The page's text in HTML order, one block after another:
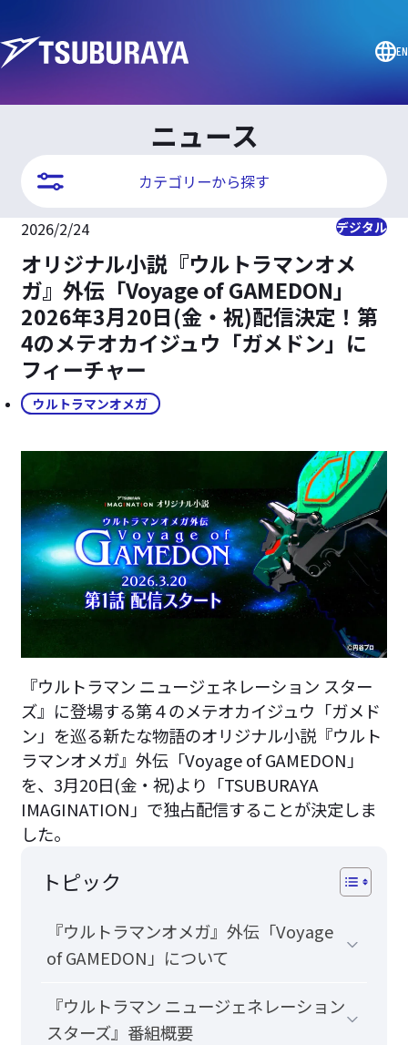
EN
ニュース
カテゴリーから探す
2026/2/24 デジタル
オリジナル小説『ウルトラマンオメ
ガ』外伝「Voyage of GAMEDON」
2026年3月20日(金・祝)配信決定！第
4のメテオカイジュウ「ガメドン」に
フィーチャー
ウルトラマンオメガ
『ウルトラマン ニュージェネレーション スター
ズ』に登場する第４のメテオカイジュウ「ガメド
ン」を巡る新たな物語のオリジナル小説『ウルト
ラマンオメガ』外伝「Voyage of GAMEDON」
を、3月20日(金・祝)より「TSUBURAYA
IMAGINATION」で独占配信することが決定しま
した。
トピック
『ウルトラマンオメガ』外伝「Voyage
of GAMEDON」について
『ウルトラマン ニュージェネレーション
スターズ』番組概要